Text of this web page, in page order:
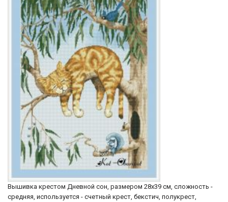
Вышивка крестом Дневной сон, размером 28х39 см, сложность -
средняя, используется - счетный крест, бекстич, полукрест,